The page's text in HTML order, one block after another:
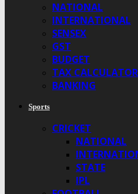
NATIONAL
INTERNATIONAL
SENSEX
GST
BUDGET
TAX CALCULATOR
BANKING
Sports
CRICKET
NATIONAL
STATE
IPL